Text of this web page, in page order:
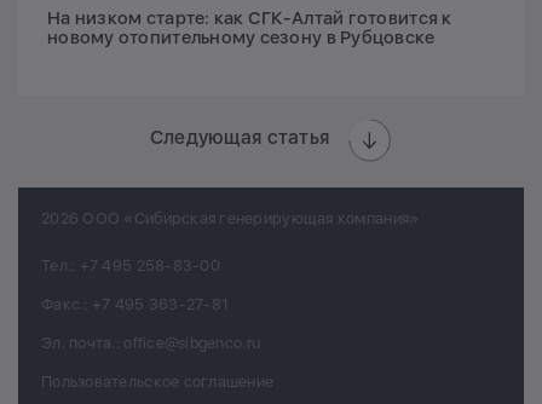
На низком старте: как СГК-Алтай готовится к
новому отопительному сезону в Рубцовске
Следующая статья
2026 ООО «Сибирская генерирующая компания»
Тел.: +7 495 258-83-00
Факс.: +7 495 363-27-81
Эл. почта.: office@sibgenco.ru
Пользовательское соглашение